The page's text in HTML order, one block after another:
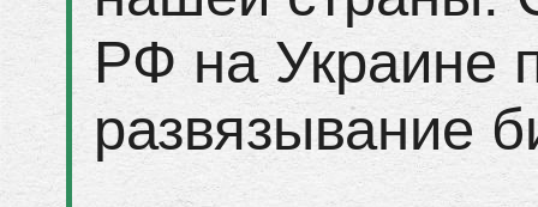
РФ на Украине
развязывание